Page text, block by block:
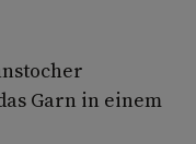
Garn in einem